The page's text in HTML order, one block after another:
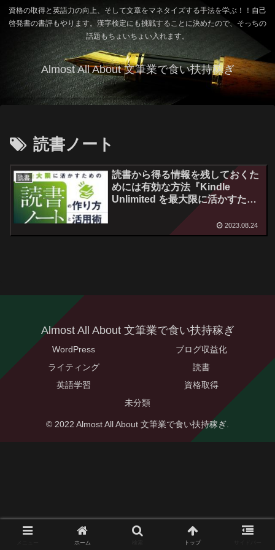
資格の取得と英語力の向上、そして文章をマネタイズする手法を学ぶ！！自己
啓発書の書評もやります。漢字検定にも挑戦することに決めたので、そっちの
話題もちょいちょい入れます。
Almost All About 文筆業で食い扶持稼ぎ
読書ノート
読書
読書から得る情報を残しておくた
めには有効な方法『Kindle
Unlimited を最大限に活かすため
の読書ノートの作り方と活用術』
2023.08.24
Almost All About 文筆業で食い扶持稼ぎ
WordPress
ブログ収益化
ライティング
読書
英語学習
資格取得
未分類
© 2022 Almost All About 文筆業で食い扶持稼ぎ.
ホーム トップ